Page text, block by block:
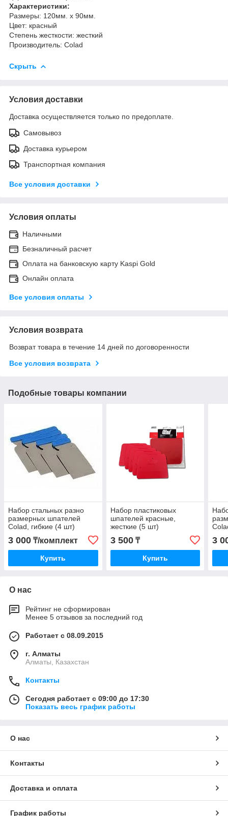
Характеристики:
Размеры: 120мм. х 90мм.
Цвет: красный
Степень жесткости: жесткий
Производитель: Colad ​
Скрыть
Условия доставки
Доставка осуществляется только по предоплате.
Самовывоз
Доставка курьером
Транспортная компания
Все условия доставки
Условия оплаты
Наличными
Безналичный расчет
Оплата на банковскую карту Kaspi Gold
Онлайн оплата
Все условия оплаты
Условия возврата
Возврат товара в течение 14 дней по договоренности
Все условия возврата
Подобные товары компании
Набор стальных разно
размерных шпателей
Colad, гибкие (4 шт)
3 000 ₸/комплект
Купить
Набор пластиковых
шпателей красные,
жесткие (5 шт)
3 500₸
Купить
3
О нас
Рейтинг не сформирован
Менее 5 отзывов за последний год
Работает с 08.09.2015
г. Алматы
Алматы, Казахстан
Контакты
Сегодня работает с 09:00 до 17:30
Показать весь график работы
О нас
Контакты
Доставка и оплата
График работы